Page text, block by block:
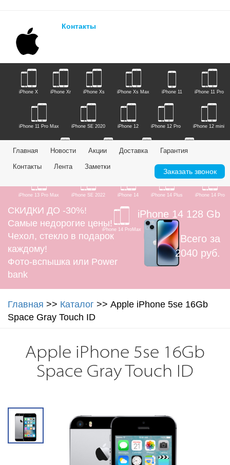
Контакты
iPhone X iPhone Xr iPhone Xs iPhone Xs Max iPhone 11 iPhone 11 Pro
iPhone 11 Pro Max iPhone SE 2020 iPhone 12 iPhone 12 Pro iPhone 12 mini
iPhone 13 Pro Max iPhone SE 2022 iPhone 14 iPhone 14 Plus iPhone 14 Pro
iPhone 14 ProMax
Главная Новости Акции Доставка Гарантия
Контакты Лента Заметки
Заказать звонок
СКИДКИ ДО -30%!
Самые недорогие цены!
Чехол, стекло в подарок
каждому!
Фото-вспышка или Power
bank
iPhone 14 128 Gb
Всего за
2040 руб.
Главная >> Каталог >> Apple iPhone 5se 16Gb
Space Gray Touch ID
Apple iPhone 5se 16Gb
Space Gray Touch ID